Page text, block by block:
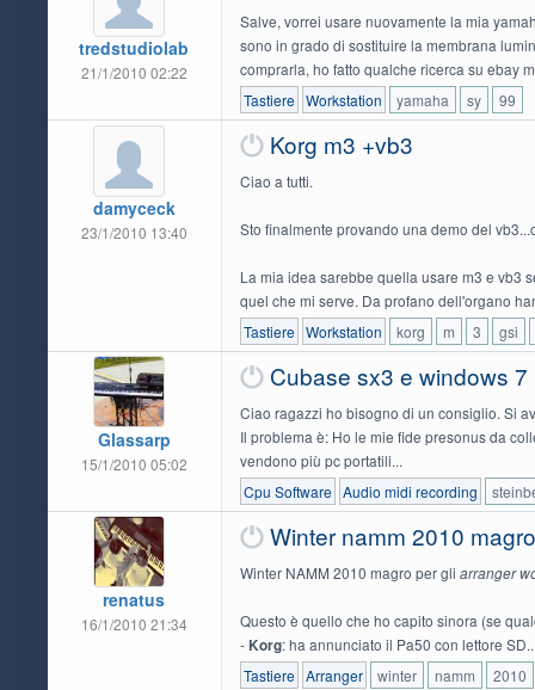
tredstudiolab
21/1/2010 02:22
Salve, vorrei usare nuovamente la mia
sono in grado di sostituire la membrana
comprarla, ho fatto qualche ricerca su ebay
Tastiere Workstation yamaha sy 99
damyceck
23/1/2010 13:40
Korg m3 +vb3
Ciao a tutti.
Sto finalmente provando una demo del
La mia idea sarebbe quella usare m3 e vb3
quel che mi serve. Da profano dell'organo
Tastiere Workstation korg m 3 gsi
Glassarp
15/1/2010 05:02
Cubase sx3 e windows 7
Ciao ragazzi ho bisogno di un consiglio. Si
Il problema è: Ho le mie fide presonus da
vendono più pc portatili...
Cpu Software Audio midi recording
renatus
16/1/2010 21:34
Winter namm 2010
Winter NAMM 2010 magro per gli arranger
Questo è quello che ho capito sinora (se
- Korg: ha annunciato il Pa50 con lettore
Tastiere Arranger winter namm 2010